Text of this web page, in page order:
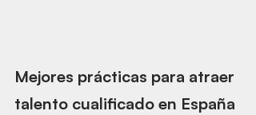
Mejores prácticas para atraer
talento cualificado en España